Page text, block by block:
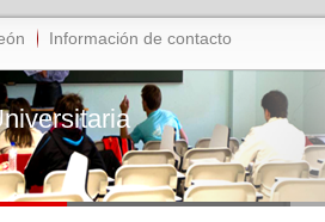
Información de contacto